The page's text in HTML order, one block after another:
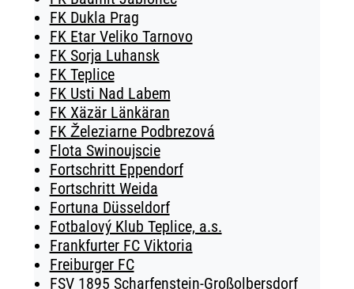
FK Dukla Prag
FK Etar Veliko Tarnovo
FK Sorja Luhansk
FK Teplice
FK Usti Nad Labem
FK Xäzär Länkäran
FK Železiarne Podbrezová
Flota Swinoujscie
Fortschritt Eppendorf
Fortschritt Weida
Fortuna Düsseldorf
Fotbalový Klub Teplice, a.s.
Frankfurter FC Viktoria
Freiburger FC
FSV 1895 Scharfenstein-Großolbersdorf